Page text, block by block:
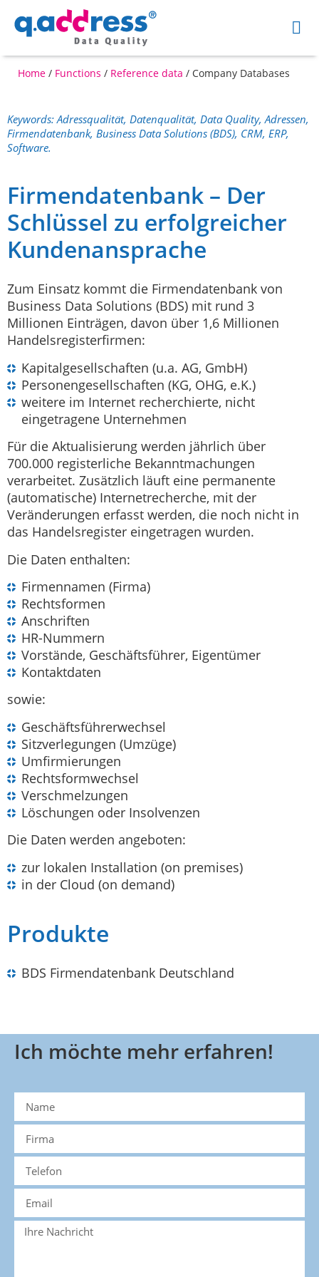
Home / Functions / Reference data / Company Databases
Keywords: Adressqualität, Datenqualität, Data Quality, Adressen,
Firmendatenbank, Business Data Solutions (BDS), CRM, ERP,
Software.
Firmendatenbank – Der
Schlüssel zu erfolgreicher
Kundenansprache
Zum Einsatz kommt die Firmendatenbank von
Business Data Solutions (BDS) mit rund 3
Millionen Einträgen, davon über 1,6 Millionen
Handelsregisterfirmen:
Kapitalgesellschaften (u.a. AG, GmbH)
Personengesellschaften (KG, OHG, e.K.)
weitere im Internet recherchierte, nicht
eingetragene Unternehmen
Für die Aktualisierung werden jährlich über
700.000 registerliche Bekanntmachungen
verarbeitet. Zusätzlich läuft eine permanente
(automatische) Internetrecherche, mit der
Veränderungen erfasst werden, die noch nicht in
das Handelsregister eingetragen wurden.
Die Daten enthalten:
Firmennamen (Firma)
Rechtsformen
Anschriften
HR-Nummern
Vorstände, Geschäftsführer, Eigentümer
Kontaktdaten
sowie:
Geschäftsführerwechsel
Sitzverlegungen (Umzüge)
Umfirmierungen
Rechtsformwechsel
Verschmelzungen
Löschungen oder Insolvenzen
Die Daten werden angeboten:
zur lokalen Installation (on premises)
in der Cloud (on demand)
Produkte
BDS Firmendatenbank Deutschland
Ich möchte mehr erfahren!